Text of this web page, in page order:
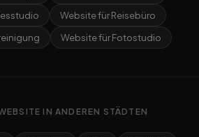
Website für Reisebüro
Website für Fotostudio
IN ANDEREN STÄDTEN